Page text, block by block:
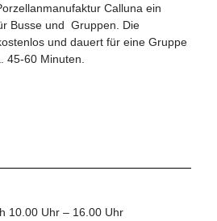
Calluna ein
Busse und Gruppen. Die
und dauert für eine Gruppe
45-60 Minuten.
10.00 Uhr – 16.00 Uhr